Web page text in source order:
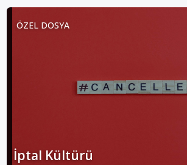
ÖZEL DOSYA
İptal Kültürü